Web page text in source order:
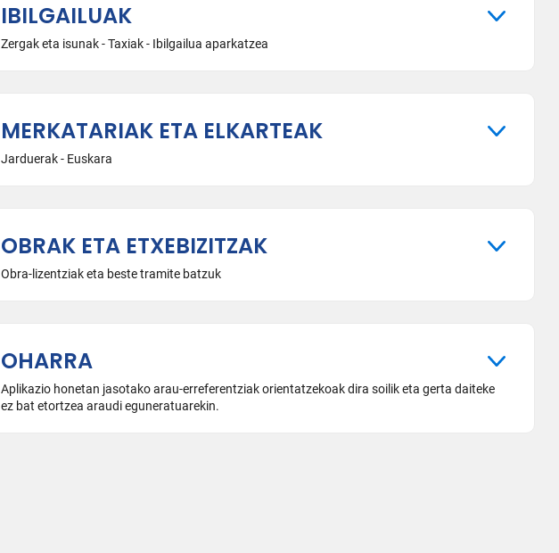
IBILGAILUAK
Zergak eta isunak - Taxiak - Ibilgailua aparkatzea
MERKATARIAK ETA ELKARTEAK
Jarduerak - Euskara
OBRAK ETA ETXEBIZITZAK
Obra-lizentziak eta beste tramite batzuk
OHARRA
Aplikazio honetan jasotako arau-erreferentziak orientatzekoak dira soilik eta gerta daiteke
ez bat etortzea araudi eguneratuarekin.